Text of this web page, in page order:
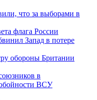
что за выборами в
флага России
Запад в потере
обороны Британии
в
ВСУ